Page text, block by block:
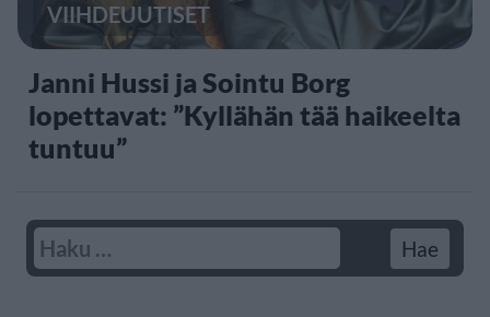
VIIHDEUUTISET
Janni Hussi ja Sointu Borg
lopettavat: ”Kyllähän tää haikeelta
tuntuu”